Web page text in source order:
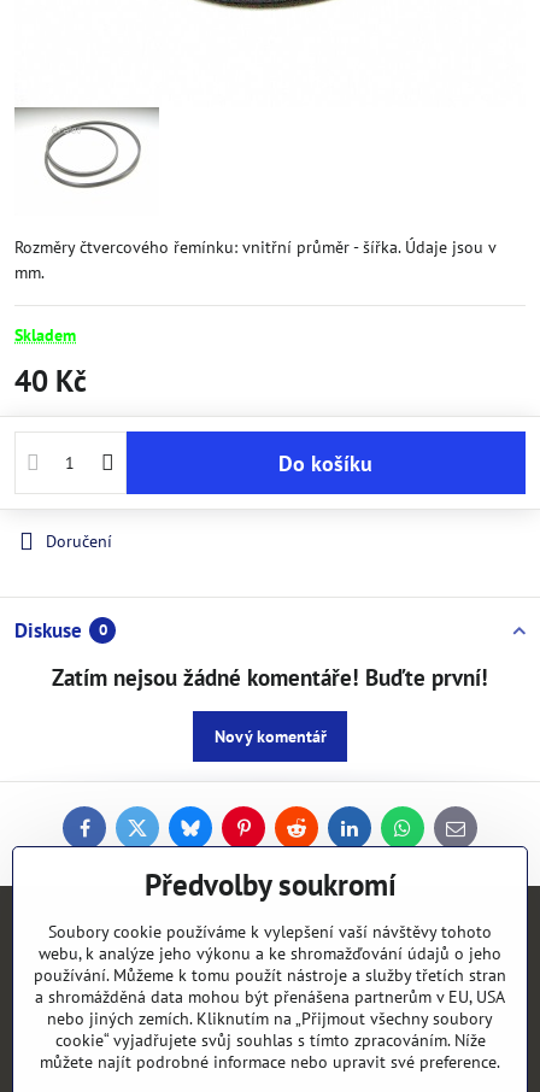
Rozměry čtvercového řemínku: vnitřní průměr - šířka. Údaje jsou v
mm.
Skladem
40 Kč
Do košíku
Doručení
Diskuse 0
Zatím nejsou žádné komentáře! Buďte první!
Nový komentář
FacebookTwitterBlueskyPinterestReddit LinkedInWhatsApp
E-
mail
Kontakty
Objednávky
Vše k nákupu
Předvolby soukromí
Soubory cookie používáme k vylepšení vaší návštěvy tohoto
webu, k analýze jeho výkonu a ke shromažďování údajů o jeho
používání. Můžeme k tomu použít nástroje a služby třetích stran
a shromážděná data mohou být přenášena partnerům v EU, USA
nebo jiných zemích. Kliknutím na „Přijmout všechny soubory
cookie“ vyjadřujete svůj souhlas s tímto zpracováním. Níže
můžete najít podrobné informace nebo upravit své preference.